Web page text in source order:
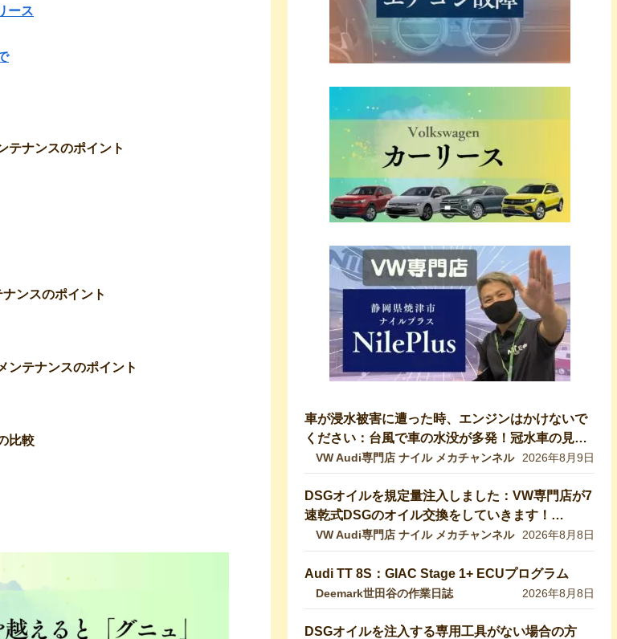
ース
テナンスのポイント
ンスのポイント
ンテナンスのポイント
比較
車が浸水被害に遭った時、エンジンはかけないで
ください：台風で車の水没が多発！冠水車の見分
け方や注意ポイントをVW専門店が解説していき
ます！【VW修理】
VW Audi専門店 ナイル メカチャンネル 2026年8月9日
DSGオイルを規定量注入しました：VW専門店が7
速乾式DSGのオイル交換をしていきます！
DQ200【VW修理】
VW Audi専門店 ナイル メカチャンネル 2026年8月8日
Audi TT 8S：GIAC Stage 1+ ECUプログラム
Deemark世田谷の作業日誌 2026年8月8日
DSGオイルを注入する専用工具がない場合の方